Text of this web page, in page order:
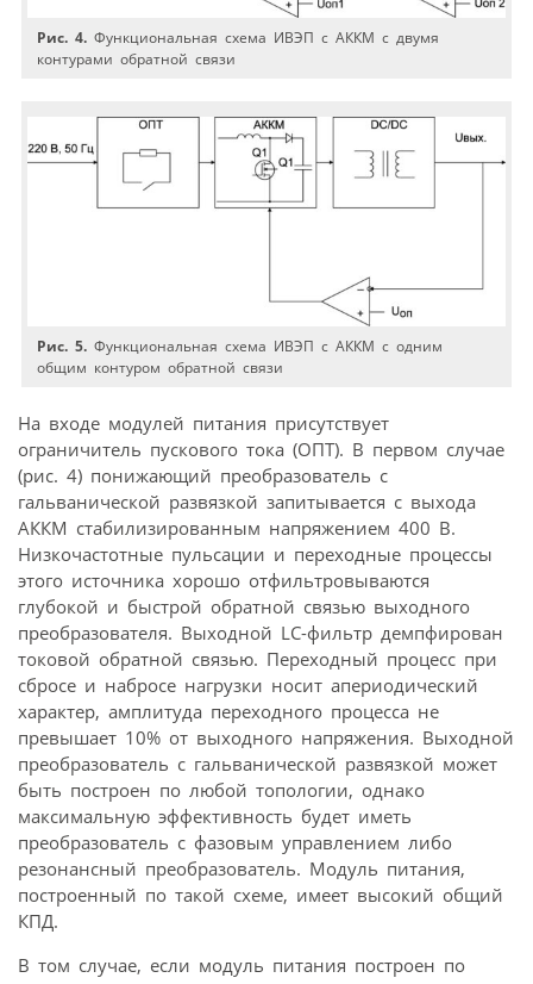
Рис. 4. Функциональная схема ИВЭП с АККМ с двумя
контурами обратной связи
Рис. 5. Функциональная схема ИВЭП с АККМ с одним
общим контуром обратной связи
На входе модулей питания присутствует
ограничитель пускового тока (ОПТ). В первом случае
(рис. 4) понижающий преобразователь с
гальванической развязкой запитывается с выхода
АККМ стабилизированным напряжением 400 В.
Низкочастотные пульсации и переходные процессы
этого источника хорошо отфильтровываются
глубокой и быстрой обратной связью выходного
преобразователя. Выходной LС-фильтр демпфирован
токовой обратной связью. Переходный процесс при
сбросе и набросе нагрузки носит апериодический
характер, амплитуда переходного процесса не
превышает 10% от выходного напряжения. Выходной
преобразователь с гальванической развязкой может
быть построен по любой топологии, однако
максимальную эффективность будет иметь
преобразователь с фазовым управлением либо
резонансный преобразователь. Модуль питания,
построенный по такой схеме, имеет высокий общий
КПД.
В том случае, если модуль питания построен по